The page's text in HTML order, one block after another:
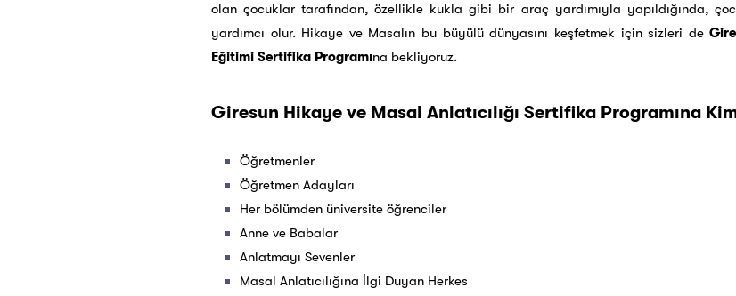
olan çocuklar tarafından, özellikle kukla gibi bir araç yardımıyla yapıldığında,
yardımcı olur. Hikaye ve Masalın bu büyülü dünyasını keşfetmek için sizleri de
Eğitimi Sertifika Programına bekliyoruz.
Giresun Hikaye ve Masal Anlatıcılığı Sertifika Programına
Öğretmenler
Öğretmen Adayları
Her bölümden üniversite öğrenciler
Anne ve Babalar
Anlatmayı Sevenler
Masal Anlatıcılığına İlgi Duyan Herkes